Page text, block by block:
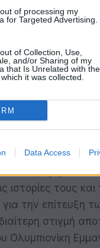
of processing my
for Targeted Advertising.
of Collection, Use,
and/or Sharing of my
that Is Unrelated with the
it was collected.
Data Access
αθλητές που
για το LA 28.
ενότητα
με την ομάδα
από τον
Γρηγόρη
Πατρώνη, τον
Χριστίνα
Χρήστου.
ιστορίες τους
για την επίτευξη
στιγμή
Ολυμπιονίκη